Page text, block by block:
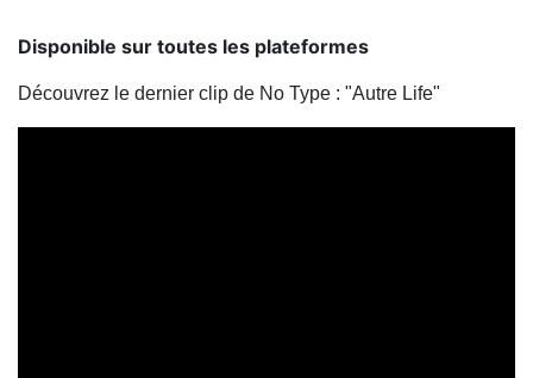
Disponible sur toutes les plateformes
Découvrez le dernier clip de No Type : "Autre Life"